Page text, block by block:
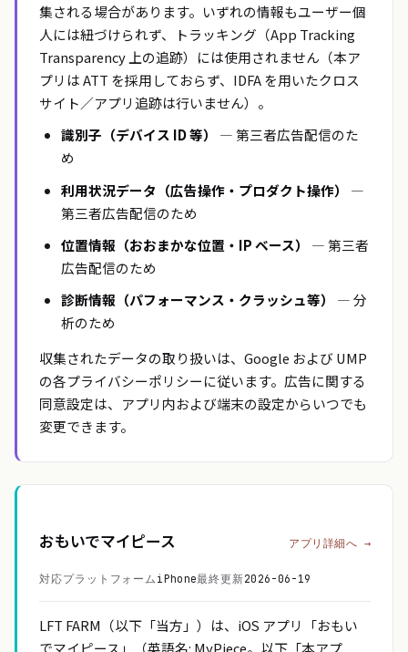
集される場合があります。いずれの情報もユーザー個
人には紐づけられず、トラッキング（App Tracking
Transparency 上の追跡）には使用されません（本ア
プリは ATT を採用しておらず、IDFA を用いたクロス
サイト／アプリ追跡は行いません）。
識別子（デバイス ID 等）
— 第三者広告配信のた
め
利用状況データ（広告操作・プロダクト操作）
—
第三者広告配信のため
位置情報（おおまかな位置・IP ベース）
— 第三者
広告配信のため
診断情報（パフォーマンス・クラッシュ等）
— 分
析のため
収集されたデータの取り扱いは、Google および UMP
の各プライバシーポリシーに従います。広告に関する
同意設定は、アプリ内および端末の設定からいつでも
変更できます。
おもいでマイピース アプリ詳細へ →
対応プラットフォーム iPhone最終更新2026-06-19
LFT FARM（以下「当方」）は、iOS アプリ「おもい